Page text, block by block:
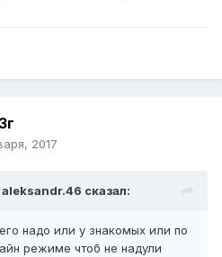
2017
сказал:
надо или у знакомых или по
режиме чтоб не надули